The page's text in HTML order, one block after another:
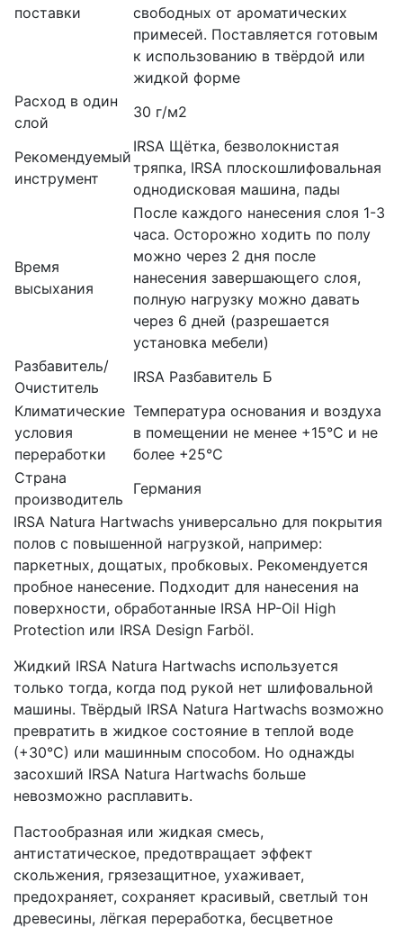
поставки
свободных от ароматических
примесей. Поставляется готовым
к использованию в твёрдой или
жидкой форме
Расход в один
слой
30 г/м2
Рекомендуемый
инструмент
IRSA Щётка, безволокнистая
тряпка, IRSA плоскошлифовальная
однодисковая машина, пады
Время
высыхания
После каждого нанесения слоя 1-3
часа. Осторожно ходить по полу
можно через 2 дня после
нанесения завершающего слоя,
полную нагрузку можно давать
через 6 дней (разрешается
установка мебели)
Разбавитель/
Очиститель
IRSA Разбавитель Б
Климатические
условия
переработки
Температура основания и воздуха
в помещении не менее +15°С и не
более +25°С
Страна
производитель
Германия
IRSA Natura Hartwachs универсально для покрытия
полов с повышенной нагрузкой, например:
паркетных, дощатых, пробковых. Рекомендуется
пробное нанесение. Подходит для нанесения на
поверхности, обработанные IRSA HP-Oil High
Protection или IRSA Design Farböl.
Жидкий IRSA Natura Hartwachs используется
только тогда, когда под рукой нет шлифовальной
машины. Твёрдый IRSA Natura Hartwachs возможно
превратить в жидкое состояние в теплой воде
(+30°С) или машинным способом. Но однажды
засохший IRSA Natura Hartwachs больше
невозможно расплавить.
Пастообразная или жидкая смесь,
антистатическое, предотвращает эффект
скольжения, грязезащитное, ухаживает,
предохраняет, сохраняет красивый, светлый тон
древесины, лёгкая переработка, бесцветное